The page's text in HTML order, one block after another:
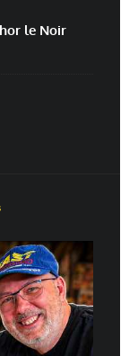
le Noir